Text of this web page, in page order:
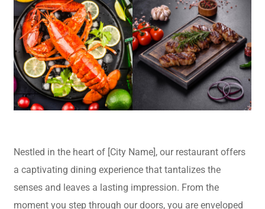
Nestled in the heart of [City Name], our restaurant offers
a captivating dining experience that tantalizes the
senses and leaves a lasting impression. From the
moment you step through our doors, you are enveloped